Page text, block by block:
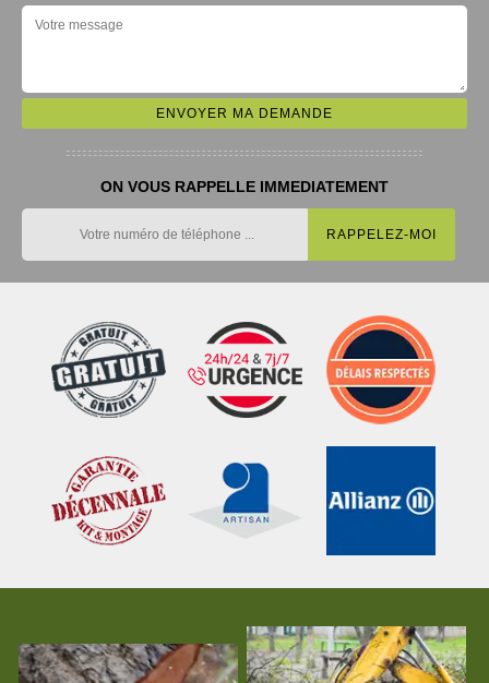
ON VOUS RAPPELLE IMMEDIATEMENT